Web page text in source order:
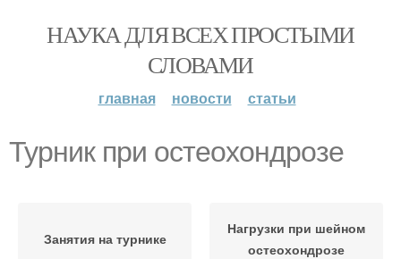
НАУКА ДЛЯ ВСЕХ ПРОСТЫМИ
СЛОВАМИ
главная новости статьи
Турник при остеохондрозе
Занятия на турнике
Нагрузки при шейном
остеохондрозе